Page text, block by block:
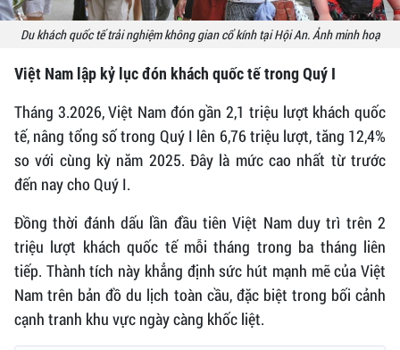
Du khách quốc tế trải nghiệm không gian cổ kính tại Hội An. Ảnh minh hoạ
Việt Nam lập kỷ lục đón khách quốc tế trong Quý I
Tháng 3.2026, Việt Nam đón gần 2,1 triệu lượt khách quốc
tế, nâng tổng số trong Quý I lên 6,76 triệu lượt, tăng 12,4%
so với cùng kỳ năm 2025. Đây là mức cao nhất từ trước
đến nay cho Quý I.
Đồng thời đánh dấu lần đầu tiên Việt Nam duy trì trên 2
triệu lượt khách quốc tế mỗi tháng trong ba tháng liên
tiếp. Thành tích này khẳng định sức hút mạnh mẽ của Việt
Nam trên bản đồ du lịch toàn cầu, đặc biệt trong bối cảnh
cạnh tranh khu vực ngày càng khốc liệt.